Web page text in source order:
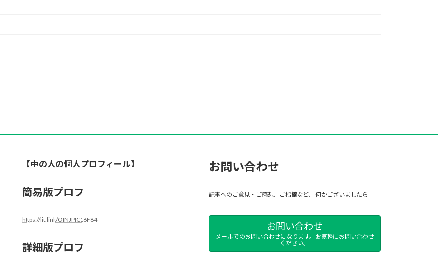
【中の人の個人プロフィール】
簡易版プロフ
https://lit.link/OINJPIC16F84
詳細版プロフ
お問い合わせ
記事へのご意見・ご感想、ご指摘など、 何かございましたら
お問い合わせ
メールでのお問い合わせになります。お気軽にお問い合わせ
ください。